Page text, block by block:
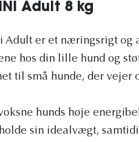
Adult 8 kg
Adult er et næringsrigt
hos din lille hund og
til små hunde, der vejer
hunds høje
sin idealvægt,